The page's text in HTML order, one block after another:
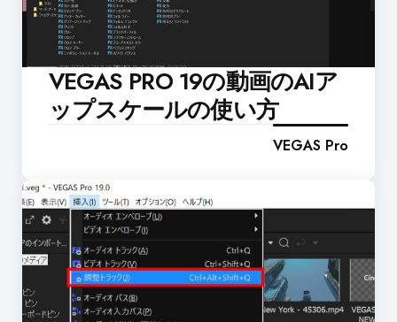
VEGAS PRO 19の動画のAIア
ップスケールの使い方
VEGAS Pro